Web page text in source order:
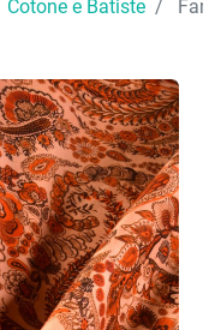
Cotone e Batiste